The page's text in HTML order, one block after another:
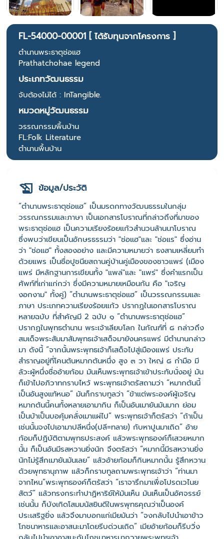
FL-54000-00001 [ ได้รับทุนจากโครงการ ]
ตำนานพระธาตุช่อแฮ
Prathatchohae legend
ประเภทวัฒนธรรม
จับต้องไม่ได้ : InTangible.
หมวดหมู่วัฒนธรรม
วรรณกรรมพื้นบ้าน
FL:Folk Literature
ตำนานพื้นบ้าน
ข้อมูล/ประวัติ
“ตำนานพระธาตุช่อแฮ” เป็นมรดกทางวัฒนธรรมในกลุ่ม
วรรณกรรมและภาษา เป็นเอกสารโบราณที่กล่าวถึงที่มาของ
พระธาตุช่อแฮ เป็นความเรียงร้อยแก้วสำนวนล้านนาโบราณ
ซึ่งพบว่าเขียนเป็นอักษรธรรมว่า "ช่อแฮ"และ "ช่อแร" ซึ่งอ่าน
ว่า "ช่อแฮ" ทั้งสองอย่าง และมีความหมายว่า ธงสามเหลี่ยมทำ
ด้วยแพร เป็นชื่อปูชนียสถานคู่บ้านคู่เมืองของชาวแพร่ (เมือง
แพร่ มีหลักฐานการเขียนทั้ง "แพล่"และ "แพร่" ซึ่งคำแรกเป็น
ศัพท์ที่เก่าแก่กว่า ซึ่งมีความหมายเหมือนกัน คือ "เจริญ
งอกงาม" ทั้งคู่) “ตำนานพระธาตุช่อแฮ” เป็นวรรณกรรมและ
ภาษา ประเภทความเรียงร้อยแก้ว ปรากฏในเอกสารโบราณ
หลายฉบับ ที่สำคัญมี 2 ฉบับ ๑ “ตำนานพระธาตุช่อแฮ”
ปรากฏในพุทธตำนาน พระเจ้าเลียบโลก ในกัณฑ์ที่ ๘ กล่าวถึง
สมเด็จพระสัมมาสัมพุทธเจ้าเสด็จมายังนครแพร่ มีตำนานกล่าว
มา ดังนี้ “จากนั้นพระพุทธเจ้าก็เสด็จไปสู่เมืองแพร่ ประทับ
สำราญอยู่ที่โคนต้นหมากต้นหนึ่ง สูง ๓ วา ใหญ่ ๘ กำมือ มี
ลัวะผู้หนึ่งชื่ออ้ายก้อม มันเห็นพระพุทธเจ้าเข้าประทับนั่งอยู่ มัน
ก็เข้าไปอภิวาทกราบไหว้ พระพุทธเจ้าตรัสถามว่า “หมากต้นนี้
เป็นอันสูงแท้หนอ” มันก็กราบทูลว่า “ข้าแต่พระองค์ผู้เจริญ
หมากต้นนี้คนทั้งหลายเอามากิน ก็เป็นอันเมายันมันมาก ย่อม
เป็นบ้าเป็นบอคุ้มคลั่งเมาแผ่ไป” พระพุทธเจ้าก็ตรัสว่า “ถ้าเป็น
เช่นนั้นจงไปเอามาปลีหนึ่ง(ปลี=ทลาย) กับหาปูนมาเถิด” อ้าย
ก้อมก็ปฏิบัติตามพุทธประสงค์ แล้วพระพุทธองค์ก็เสวยหมาก
นั้น ก็เป็นอันมีรสหวานยิ่งนัก จึงตรัสว่า “หมากนี้มีรสหวานยิ่ง
นักไม่รู้สึกเมายันมันเลย” แล้วอ้ายก้อมก็กินหมากนั้น รู้สึกหวาน
ด้วยพุทธานุภาพ แล้วก็กราบทูลถามพระพุทธเจ้าว่า “ท่านมา
จากไหน”พระพุทธองค์ก็ตรัสว่า “เราจารึกมาเพื่อโปรดเวไนย
สัตว์” แล้วทรงกระทำปาฏิหาริย์ให้มันเห็น มันเห็นเป็นอัศจรรย์
เช่นนั้น ก็บังเกิดโสมมนัสยินดีในพรพุทธคุณว่าเป็นองค์
ประเสริฐยิ่ง แล้วจึงมาบอกแก่เมียมันว่า “จงกลับไปนำเอาข้าว
โภชนาหารและอาสนะมาโดยรีบด่วนเถิด” เมียอ้ายก้อมก็รีบวิ่ง